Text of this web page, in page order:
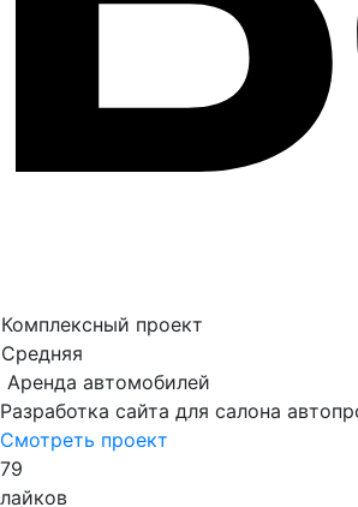
Комплексный проект
Средняя
Аренда автомобилей
Разработка сайта для салона
Смотреть проект
79
лайков